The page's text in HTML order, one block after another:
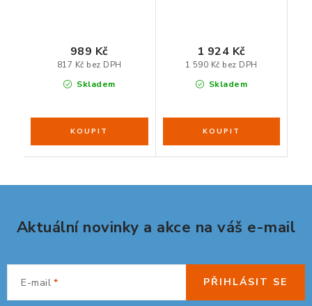
Skladem
817 Kč bez DPH
989 Kč
Skladem
1 590 Kč bez DPH
1 924 Kč
Aktuální novinky a akce na váš e-mail
E-mail PŘIHLÁSIT SE